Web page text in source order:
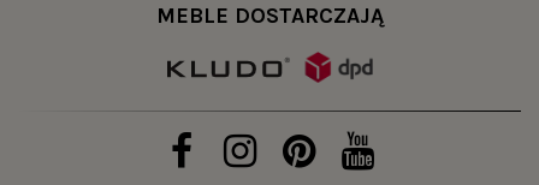
MEBLE DOSTARCZAJĄ